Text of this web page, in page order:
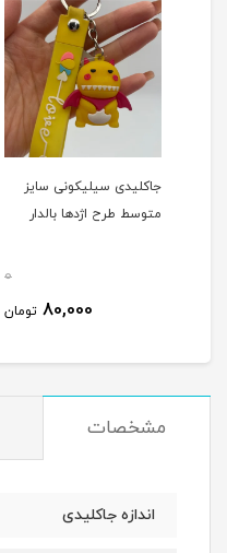
جاکلیدی سیلیکونی سایز
متوسط طرح اژدها بالدار
0
80,000 تومان
مشخصات
اندازه جاکلیدی